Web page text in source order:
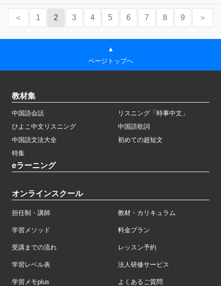
＜ 1 2 3 4 5 6 7 8 9 ＞
▲
ページトップへ
教材集
中国語会話
リスニング「時事中文」
ひよこ中文リスニング
中国語歌詞
中国語文法大全
初めての超短文
特集
eラーニング
オンラインスクール
担任制・講師 教材・カリキュラム
学習メソッド 料金プラン
受講までの流れ レッスン予約
学習レベル表 法人研修サービス
学習メモplus よくあるご質問